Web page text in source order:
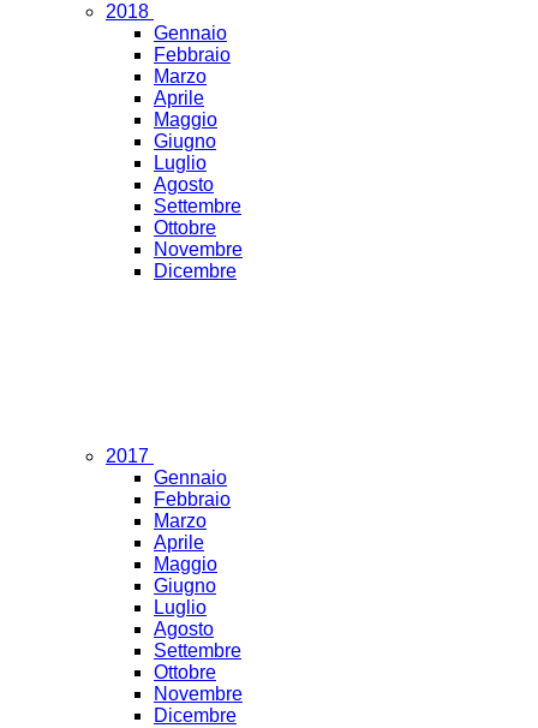
2018
Gennaio
Febbraio
Marzo
Aprile
Maggio
Giugno
Luglio
Agosto
Settembre
Ottobre
Novembre
Dicembre
2017
Gennaio
Febbraio
Marzo
Aprile
Maggio
Giugno
Luglio
Agosto
Settembre
Ottobre
Novembre
Dicembre